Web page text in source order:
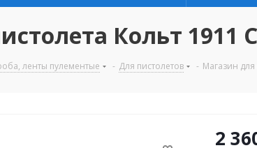
Кольт 1911
ленты пулементые - Для пистолетов - Магазин
2